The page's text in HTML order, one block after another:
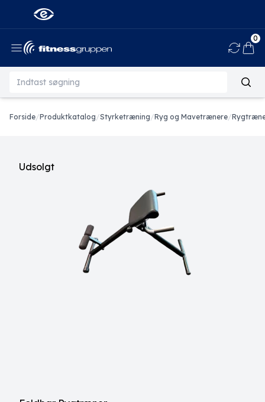
0
Forside/Produktkatalog/Styrketræning/Ryg og Mavetrænere/
Udsolgt